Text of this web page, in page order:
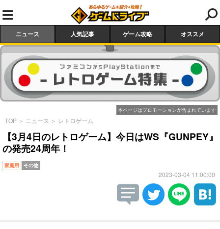
ニュース 人気記事 ゲーム攻略 オススメ
本ページはプロモーションが含まれています
TOP ＞ ニュース ＞ レトロゲーム
【3月4日のレトロゲーム】今日はWS『GUNPEY』
の発売24周年！
家庭用 その他
2023-03-04 11:00:00